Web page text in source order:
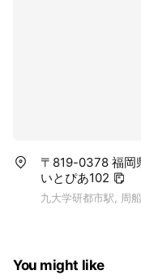
搬・セッティング、
整理や顧客対応補助。
に興味があり、明る
〒819-0378 福岡
いとぴあ102
九大学研都市駅, 周
You might like